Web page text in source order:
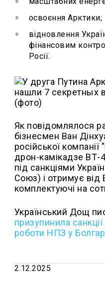
освоєння Арктики;
відновлення
фінансовим
Росії.
Як повідомлялося
бізнесмен Ван
російської
дрон-камікадзе ВТ-
під санкціями
Союз) і отримує від
комплектуючі на
Український Дощ
призупинила
роботи НПЗ у
2.12.2025